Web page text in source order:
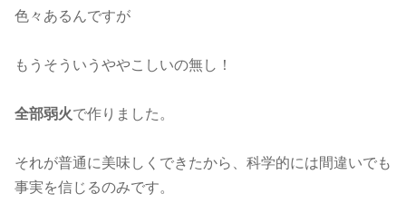
色々あるんですが
もうそういうややこしいの無し！
全部弱火で作りました。
それが普通に美味しくできたから、科学的には間違いでも
事実を信じるのみです。